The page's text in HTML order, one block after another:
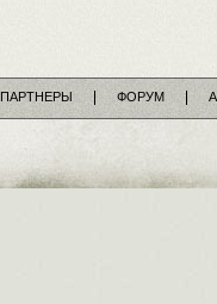
ПАРТНЕРЫ ФОРУМ